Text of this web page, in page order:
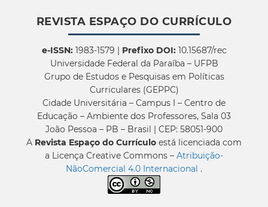
REVISTA ESPAÇO DO CURRÍCULO
e-ISSN:1983-1579 | Prefixo DOI:10.15687/rec
Universidade Federal da Paraíba – UFPB
Grupo de Estudos e Pesquisas em Políticas
Curriculares (GEPPC)
Cidade Universitária – Campus I – Centro de
Educação – Ambiente dos Professores, Sala 03
João Pessoa – PB – Brasil | CEP: 58051-900
A Revista Espaço do Currículo está licenciada com
a Licença Creative Commons – Atribuição-
NãoComercial 4.0 Internacional .